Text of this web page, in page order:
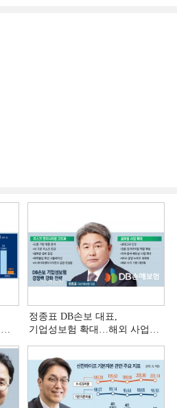
정종표 DB손보 대표,
기업성보험 확대…해외 사업